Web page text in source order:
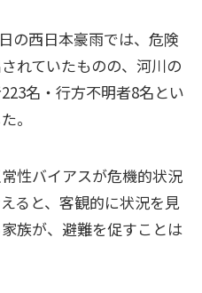
の西日本豪雨では、危険
れていたものの、河川の
名・行方不明者8名とい
。
性バイアスが危機的状況
ると、客観的に状況を見
族が、避難を促すことは